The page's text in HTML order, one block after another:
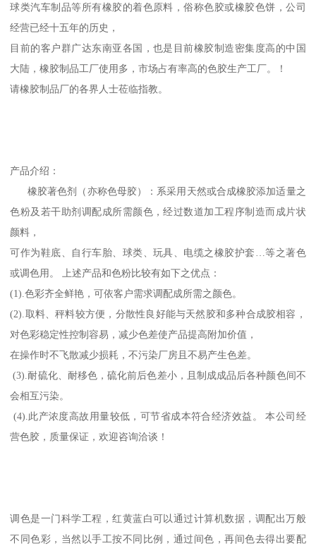
球类汽车制品等所有橡胶的着色原料，俗称色胶或橡胶色饼，公司
经营已经十五年的历史，
目前的客户群广达东南亚各国，也是目前橡胶制造密集度高的中国
大陆，橡胶制品工厂使用多，市场占有率高的色胶生产工厂。！
请橡胶制品厂的各界人士莅临指教。
产品介绍：
橡胶著色剂（亦称色母胶）：系采用天然或合成橡胶添加适量之
色粉及若干助剂调配成所需颜色，经过数道加工程序制造而成片状
颜料，
可作为鞋底、自行车胎、球类、玩具、电缆之橡胶护套…等之著色
或调色用。 上述产品和色粉比较有如下之优点：
(1).色彩齐全鲜艳，可依客户需求调配成所需之颜色。
(2).取料、秤料较方便，分散性良好能与天然胶和多种合成胶相容，
对色彩稳定性控制容易，减少色差使产品提高附加价值，
在操作时不飞散减少损耗，不污染厂房且不易产生色差。
(3).耐硫化、耐移色，硫化前后色差小，且制成成品后各种颜色间不
会相互污染。
(4).此产浓度高故用量较低，可节省成本符合经济效益。 本公司经
营色胶，质量保证，欢迎咨询洽谈！
调色是一门科学工程，红黄蓝白可以通过计算机数据，调配出万般
不同色彩，当然以手工按不同比例，通过间色，再间色去得出要配